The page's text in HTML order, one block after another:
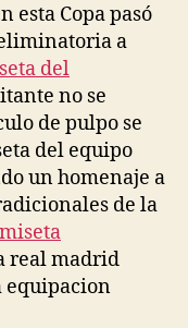
esta Copa pasó
a
del
no se
de pulpo se
del equipo
un homenaje a
de la
real madrid
equipacion